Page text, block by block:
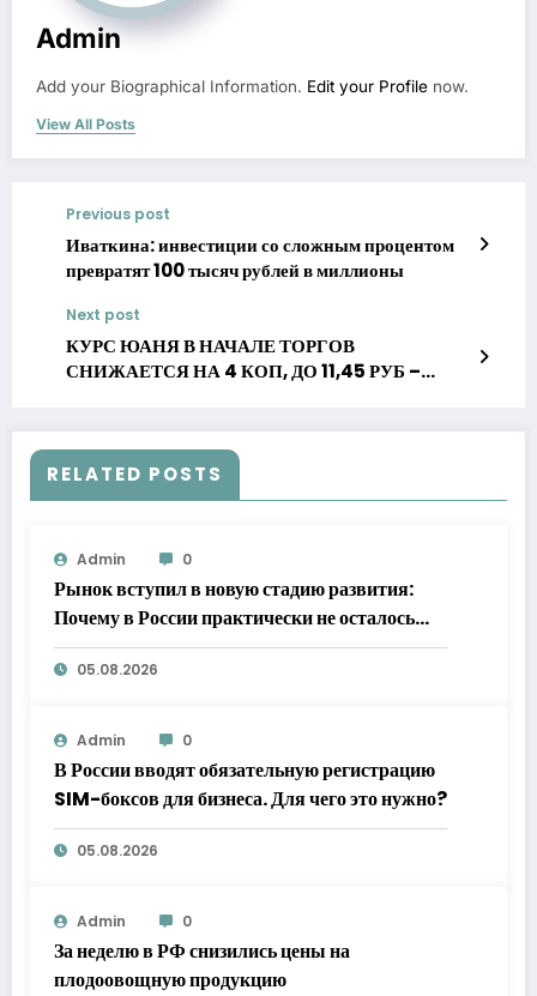
Admin
Add your Biographical Information. Edit your Profile now.
View All Posts
Previous post
Иваткина: инвестиции со сложным процентом
превратят 100 тысяч рублей в миллионы
Next post
КУРС ЮАНЯ В НАЧАЛЕ ТОРГОВ
СНИЖАЕТСЯ НА 4 КОП, ДО 11,45 РУБ –
RELATED POSTS
Admin 0
Рынок вступил в новую стадию развития:
Почему в России практически не осталось
бесплатной доставки продуктов
05.08.2026
Admin 0
В России вводят обязательную регистрацию
SIM-боксов для бизнеса. Для чего это нужно?
05.08.2026
Admin 0
За неделю в РФ снизились цены на
плодоовощную продукцию